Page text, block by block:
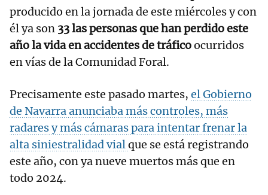
producido en la jornada de este miércoles y con
él ya son 33 las personas que han perdido este
año la vida en accidentes de tráficoocurridos
en vías de la Comunidad Foral.
Precisamente este pasado martes, el Gobierno
de Navarra anunciaba más controles, más
radares y más cámaras para intentar frenar la
alta siniestralidad vialque se está registrando
este año, con ya nueve muertos más que en
todo 2024.